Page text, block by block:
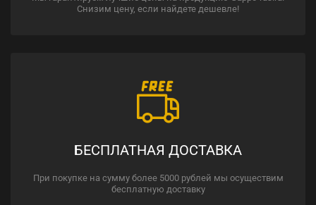
Снизим цену, если найдете дешевле!
БЕСПЛАТНАЯ ДОСТАВКА
При покупке на сумму более 5000 рублей мы осуществим
бесплатную доставку